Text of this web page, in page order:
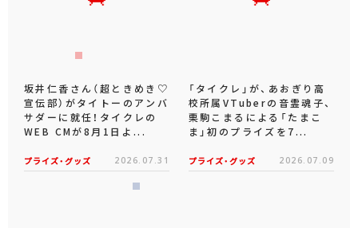
坂井仁香さん（超ときめき♡
宣伝部）がタイトーのアンバ
サダーに就任！タイクレの
WEB CMが8月1日よ...
プライズ・グッズ 2026.07.31
「タイクレ」が、あおぎり高
校所属VTuberの音霊魂子、
栗駒こまるによる「たまこ
ま」初のプライズを7...
プライズ・グッズ 2026.07.09